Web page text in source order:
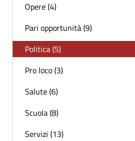
Opere (4)
Pari opportunità (9)
Politica (5)
Pro loco (3)
Salute (6)
Scuola (8)
Servizi (13)